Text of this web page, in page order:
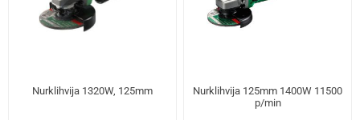
Nurklihvija 1320W, 125mm
Nurklihvija 125mm 1400W 11500
p/min